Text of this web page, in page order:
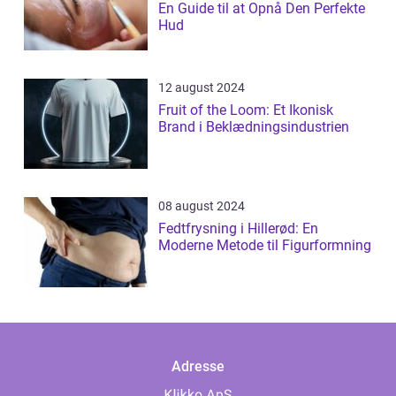
En Guide til at Opnå Den Perfekte
Hud
12 august 2024
Fruit of the Loom: Et Ikonisk
Brand i Beklædningsindustrien
08 august 2024
Fedtfrysning i Hillerød: En
Moderne Metode til Figurformning
Adresse